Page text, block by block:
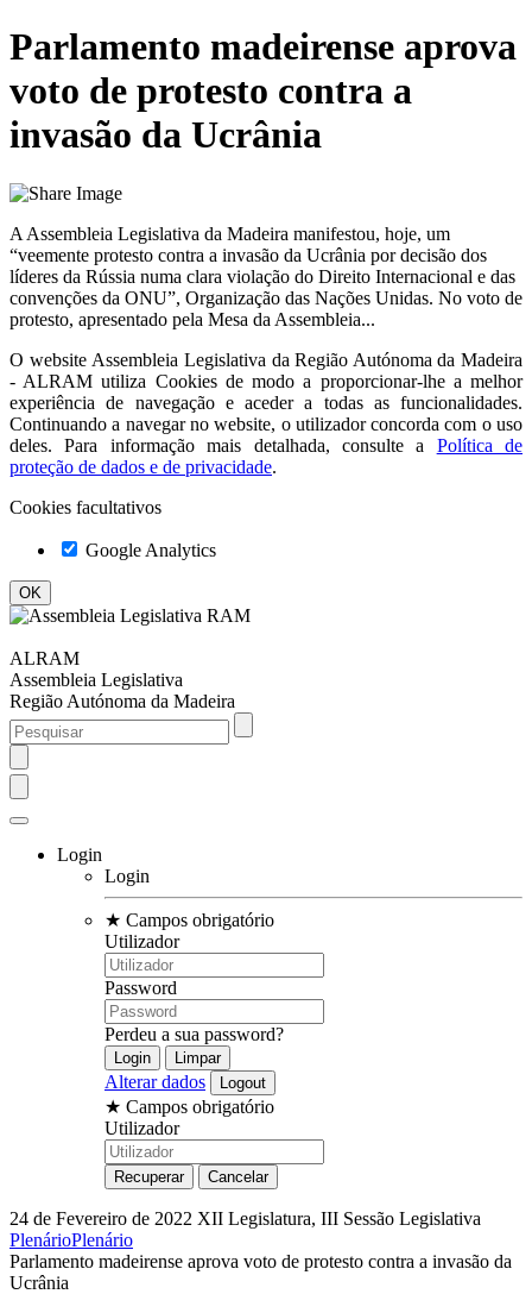
Parlamento madeirense aprova
voto de protesto contra a
invasão da Ucrânia
A Assembleia Legislativa da Madeira manifestou, hoje, um
“veemente protesto contra a invasão da Ucrânia por decisão dos
líderes da Rússia numa clara violação do Direito Internacional e das
convenções da ONU”, Organização das Nações Unidas. No voto de
protesto, apresentado pela Mesa da Assembleia...
O website Assembleia Legislativa da Região Autónoma da Madeira
- ALRAM utiliza Cookies de modo a proporcionar-lhe a melhor
experiência de navegação e aceder a todas as funcionalidades.
Continuando a navegar no website, o utilizador concorda com o uso
deles. Para informação mais detalhada, consulte a
Política de
proteção de dados e de privacidade.
Cookies facultativos
Google Analytics
ALRAM
Assembleia Legislativa
Região Autónoma da Madeira
Login
Login
★ Campos obrigatório
Utilizador
Password
Perdeu a sua password?
Alterar dados
★ Campos obrigatório
Utilizador
24 de Fevereiro de 2022 XII Legislatura, III Sessão Legislativa
PlenárioPlenário
Parlamento madeirense aprova voto de protesto contra a invasão da
Ucrânia